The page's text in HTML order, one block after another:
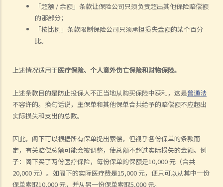
「超额 / 余额」条款让保险公司只须负责超出其他保险赔偿额
的那部分；
「按比例」条款限制保险公司只须承担损失金额的某个百分
比。
上述情况适用于医疗保险、个人意外伤亡保险和财物保险。
上述条款目的是防止投保人不正当地从购买保险中获利，这是普通法
不容许的。换句话说，主保单和其他保单合共给予的赔偿额不应超出
实际损失和支出的总数。
因此，阁下可以根据所有保单提出索偿，但视乎各份保单的条款而
定，有关赔偿总额可能会被调整，使总额不超过实际损失的金额。例
子：阁下买了两份医疗保险，每份保单的保额是10,000 元（合共
20,000 元）。如阁下的实际医疗费是15,000 元，便只可以从其中一份
保单索取10,000 元，并从另一份保单索取5,000 元。